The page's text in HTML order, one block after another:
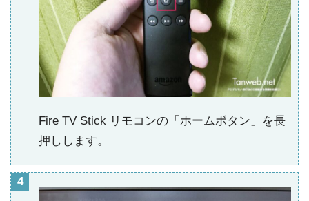
Fire TV Stick リモコンの「ホームボタン」を長
押しします。